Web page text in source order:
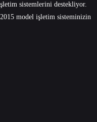
sistemlerini destekliyor.
2015 model işletim sisteminizin